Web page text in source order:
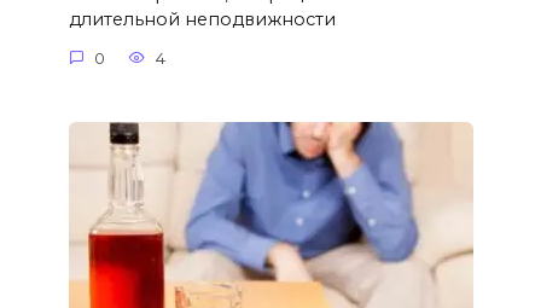
длительной неподвижности
0 4